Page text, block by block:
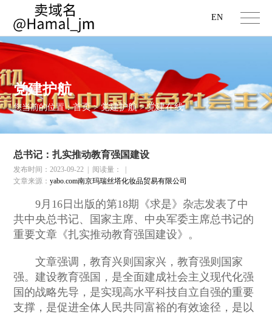
EN
党建护航
您当前的位置：首页>党建护航>党建在线
总书记：扎实推动教育强国建设
发布时间：2023-09-22 阅读量：
文章来源：yabo.com南京玛瑞丝塔化妆品贸易有限公司
9月16日出版的第18期《求是》杂志发表了中
共中央总书记、国家主席、中央军委主席总书记的
重要文章《扎实推动教育强国建设》。
文章强调，教育兴则国家兴，教育强则国家
强。建设教育强国，是全面建成社会主义现代化强
国的战略先导，是实现高水平科技自立自强的重要
支撑，是促进全体人民共同富裕的有效途径，是以